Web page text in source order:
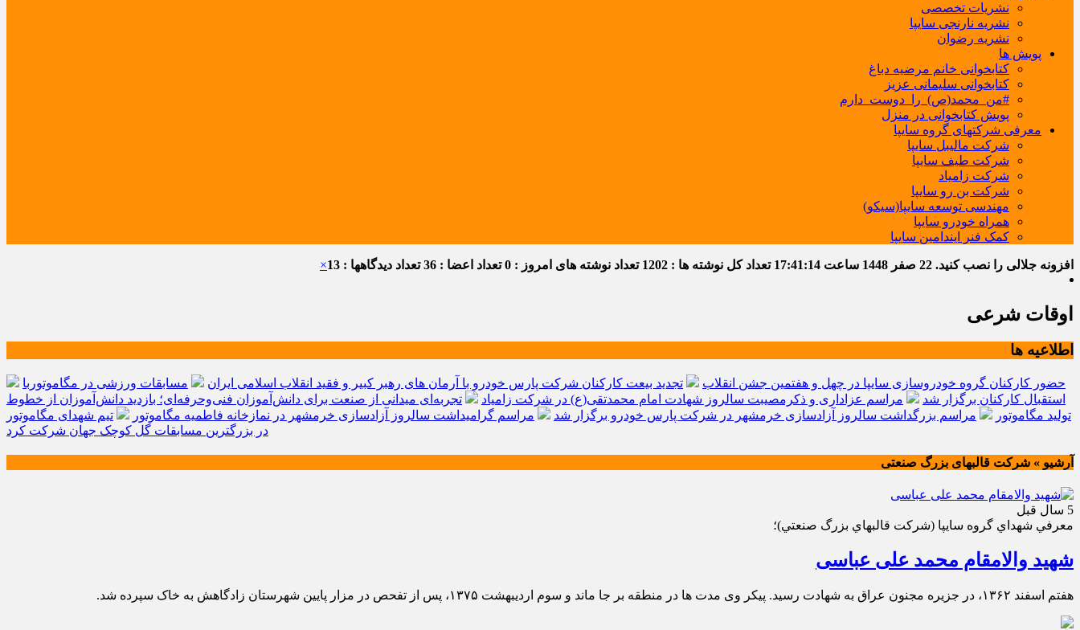
نشریات تخصصی
نشریه نارنجی سایپا
نشریه رضوان
پویش ها
کتابخوانی خانم مرضیه دباغ
کتابخوانی سلیمانی عزیز
#من_محمد(ص)_را_دوست_دارم
پویش کتابخوانی در منزل
معرفی شرکتهای گروه سایپا
شرکت مالیبل سایپا
شرکت طیف سایپا
شرکت زامیاد
شرکت بن رو سایپا
مهندسی توسعه سایپا(سیکو)
همراه خودرو سایپا
کمک فنر ایندامین سایپا
افزونه جلالی را نصب کنید. 22 صفر 1448 ساعت 17:41:15 تعداد کل نوشته ها : 1202 تعداد نوشته های امروز : 0 تعداد اعضا : 36 تعداد دیدگاهها : 13 ×
اوقات شرعی
اطلاعیه ها
حضور کارکنان گروه خودروسازی سایپا در چهل و هفتمین جشن انقلاب تجدید بیعت کارکنان شرکت پارس خودرو با آرمان های رهبر کبیر و فقید انقلاب اسلامی ایران
مسابقات ورزشی در مگاموتوربا
استقبال کارکنان برگزار شد
مراسم عزاداری و ذکرمصیبت سالروز شهادت امام محمدتقی(ع) در شرکت زامیاد
تجربه‌ای میدانی از صنعت برای دانش‌آموزان فنی‌وحرفه‌ای؛ بازدید دانش‌آموزان از خطوط
تولید مگاموتور
مراسم بزرگداشت سالروز آزادسازی خرمشهر در شرکت پارس خودرو برگزار شد مراسم گرامیداشت سالروز آزادسازی خرمشهر در نمازخانه فاطمیه مگاموتور
تیم شهدای مگاموتور
در بزرگترین مسابقات گل کوچک جهان شرکت کرد
آرشیو » شرکت قالبهای بزرگ صنعتی
5 سال قبل
معرفي شهداي گروه سايپا (شركت قالبهاي بزرگ صنعتي)؛
شهید والامقام محمد علی عباسی
هفتم اسفند ۱۳۶۲‏، در جزیره ‏مجنون عراق به شهادت رسید. پیکر وی مدت ها در منطقه بر جا ماند و سوم اردیبهشت ۱۳۷۵‏، پس از تفحص در مزار پایین شهرستان زادگاهش به خاک سپرده ‏شد.